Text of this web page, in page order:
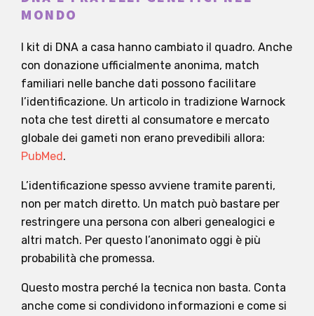
MONDO
I kit di DNA a casa hanno cambiato il quadro. Anche
con donazione ufficialmente anonima, match
familiari nelle banche dati possono facilitare
l’identificazione. Un articolo in tradizione Warnock
nota che test diretti al consumatore e mercato
globale dei gameti non erano prevedibili allora:
PubMed.
L’identificazione spesso avviene tramite parenti,
non per match diretto. Un match può bastare per
restringere una persona con alberi genealogici e
altri match. Per questo l’anonimato oggi è più
probabilità che promessa.
Questo mostra perché la tecnica non basta. Conta
anche come si condividono informazioni e come si